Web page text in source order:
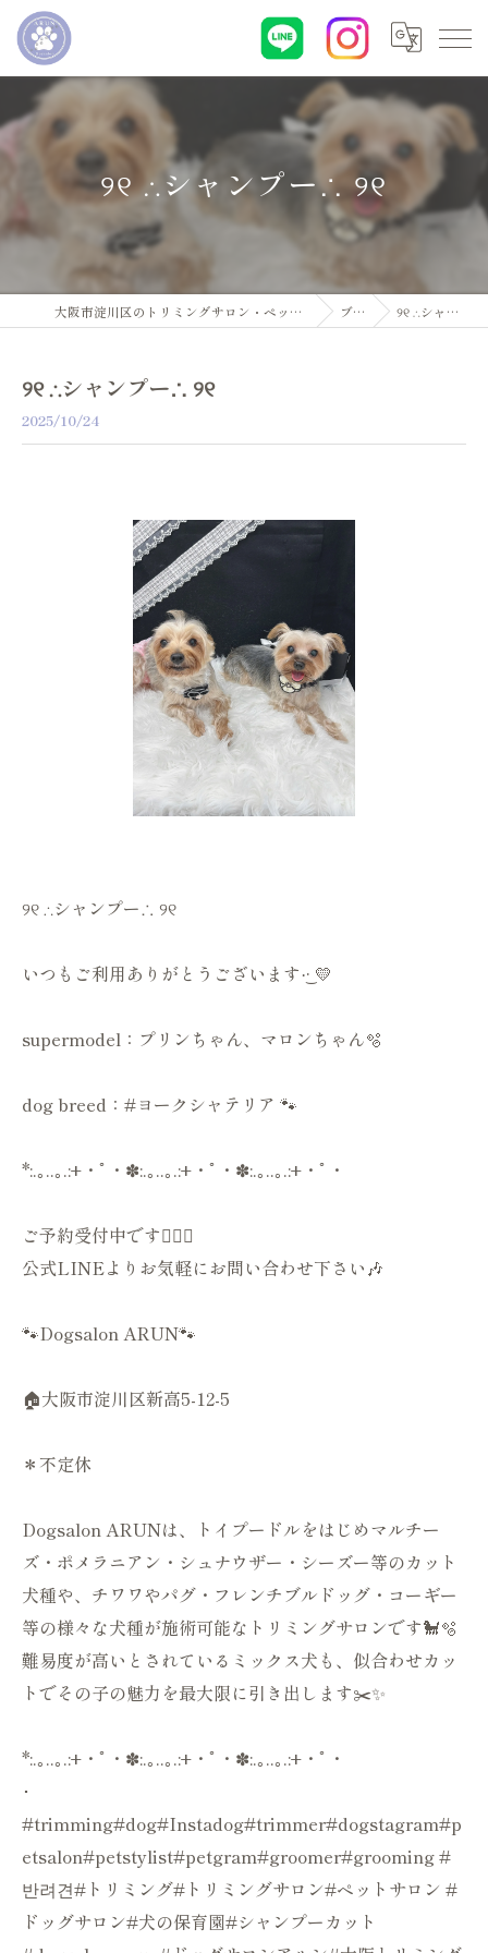
୨୧ ∴シャンプー∴ ୨୧
大阪市淀川区のトリミングサロン・ペットサロンならDogsalon ARUN ブログ ୨୧ ∴シャンプー∴ ୨୧
୨୧ ∴シャンプー∴ ୨୧
2025/10/24
୨୧ ∴シャンプー∴ ୨୧
いつもご利用ありがとうございます·͜· 💛
supermodel：プリンちゃん、マロンちゃん🫧
dog breed：#ヨークシャテリア 🐾
*:.｡..｡.:+・ﾟ・✽:.｡..｡.:+・ﾟ・✽:.｡..｡.:+・ﾟ・
ご予約受付中です💁🏻‍♀️
公式LINEよりお気軽にお問い合わせ下さい🎶
🐾Dogsalon ARUN🐾
🏠大阪市淀川区新高5-12-5
＊不定休
Dogsalon ARUNは、トイプードルをはじめマルチー
ズ・ポメラニアン・シュナウザー・シーズー等のカット
犬種や、チワワやパグ・フレンチブルドッグ・コーギー
等の様々な犬種が施術可能なトリミングサロンです🐩🫧
難易度が高いとされているミックス犬も、似合わせカッ
トでその子の魅力を最大限に引き出します✂️✨
*:.｡..｡.:+・ﾟ・✽:.｡..｡.:+・ﾟ・✽:.｡..｡.:+・ﾟ・
･
#trimming#dog#Instadog#trimmer#dogstagram#p
etsalon#petstylist#petgram#groomer#grooming #
반려견#トリミング#トリミングサロン#ペットサロン #
ドッグサロン#犬の保育園#シャンプーカット